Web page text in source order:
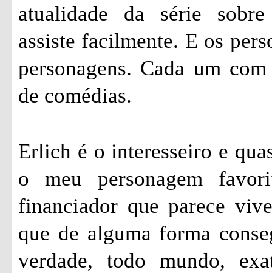
atualidade da série
assiste facilmente. E os
personagens. Cada um
de comédias.
Erlich é o interesseiro e
o meu personagem
financiador que parece
que de alguma forma
verdade, todo mundo,